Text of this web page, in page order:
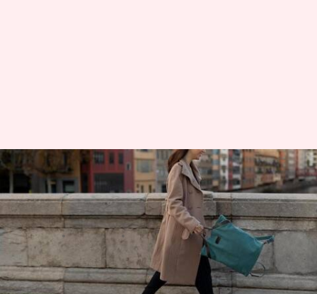
ओवरसाइज्ड लेदर जैकेट को स्टाइल
करने के लिए आजमाएं ये 5 सरल
तरीके
लेखन अंजली Jan 14, 2025 04:37 pm
क्या है खबर?